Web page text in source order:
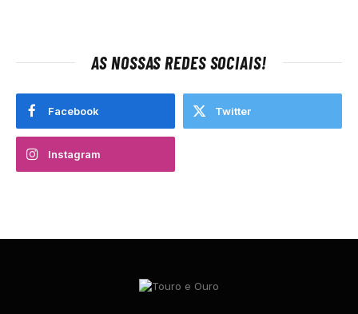
AS NOSSAS REDES SOCIAIS!
Facebook Twitter
Instagram